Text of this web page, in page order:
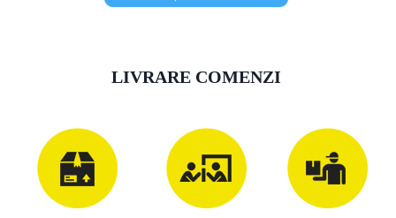
LIVRARE COMENZI